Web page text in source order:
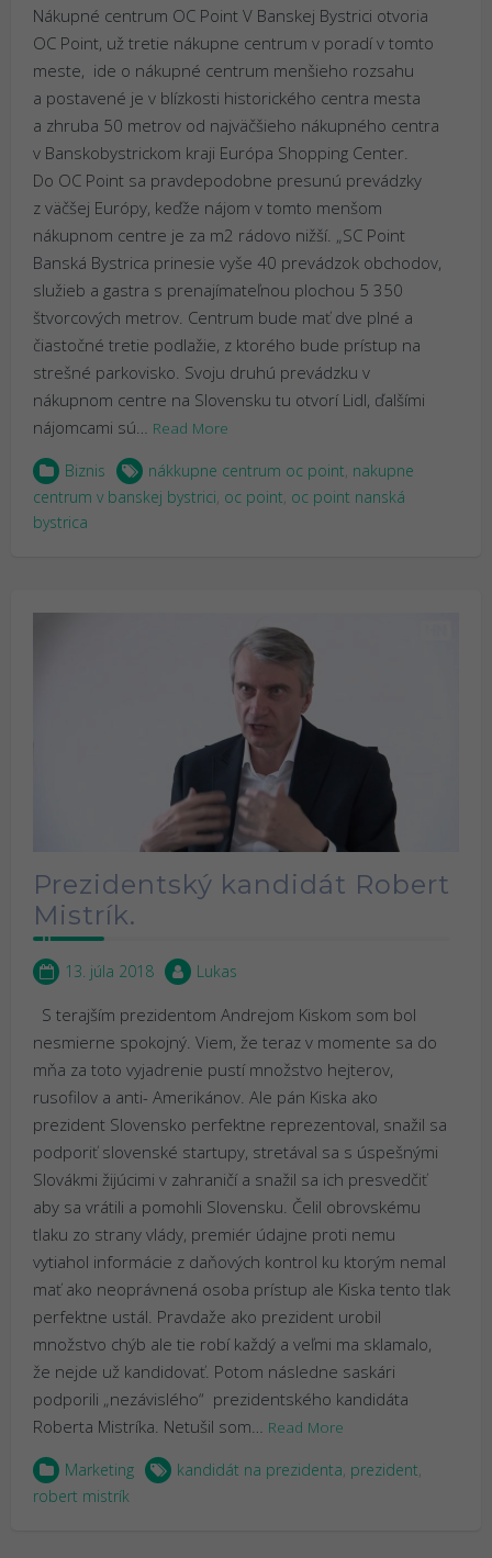
Nákupné centrum OC Point V Banskej Bystrici otvoria
OC Point, už tretie nákupne centrum v poradí v tomto
meste, ide o nákupné centrum menšieho rozsahu
a postavené je v blízkosti historického centra mesta
a zhruba 50 metrov od najväčšieho nákupného centra
v Banskobystrickom kraji Európa Shopping Center.
Do OC Point sa pravdepodobne presunú prevádzky
z väčšej Európy, keďže nájom v tomto menšom
nákupnom centre je za m2 rádovo nižší. „SC Point
Banská Bystrica prinesie vyše 40 prevádzok obchodov,
služieb a gastra s prenajímateľnou plochou 5 350
štvorcových metrov. Centrum bude mať dve plné a
čiastočné tretie podlažie, z ktorého bude prístup na
strešné parkovisko. Svoju druhú prevádzku v
nákupnom centre na Slovensku tu otvorí Lidl, ďalšími
nájomcami sú…
Read More
Biznis nákkupne centrum oc point, nakupne
centrum v banskej bystrici, oc point, oc point nanská
bystrica
Prezidentský kandidát Robert
Mistrík.
13. júla 2018 Lukas
S terajším prezidentom Andrejom Kiskom som bol
nesmierne spokojný. Viem, že teraz v momente sa do
mňa za toto vyjadrenie pustí množstvo hejterov,
rusofilov a anti- Amerikánov. Ale pán Kiska ako
prezident Slovensko perfektne reprezentoval, snažil sa
podporiť slovenské startupy, stretával sa s úspešnými
Slovákmi žijúcimi v zahraničí a snažil sa ich presvedčiť
aby sa vrátili a pomohli Slovensku. Čelil obrovskému
tlaku zo strany vlády, premiér údajne proti nemu
vytiahol informácie z daňových kontrol ku ktorým nemal
mať ako neoprávnená osoba prístup ale Kiska tento tlak
perfektne ustál. Pravdaže ako prezident urobil
množstvo chýb ale tie robí každý a veľmi ma sklamalo,
že nejde už kandidovať. Potom následne saskári
podporili „nezávislého“ prezidentského kandidáta
Roberta Mistríka. Netušil som… Read More
Marketing kandidát na prezidenta, prezident,
robert mistrík